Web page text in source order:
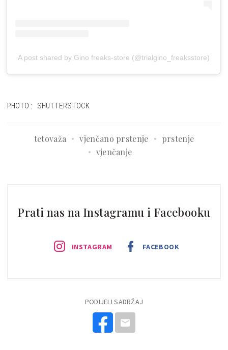
A post shared by Gino freaks-store (@trialgino_freaksstore)
PHOTO: SHUTTERSTOCK
tetovaža vjenčano prstenje
prstenje
vjenčanje
Prati nas na Instagramu i Facebooku
INSTAGRAM FACEBOOK
PODIJELI SADRŽAJ